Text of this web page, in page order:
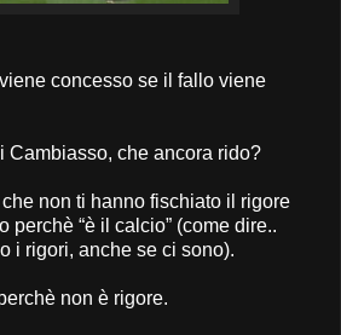
concesso se il fallo viene
Cambiasso, che ancora rido?
non ti hanno fischiato il rigore
perchè “è il calcio” (come dire..
i rigori, anche se ci sono).
non è rigore.